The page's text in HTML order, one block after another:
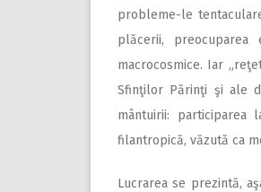
probleme-le
plăcerii,
macrocosmice. Iar
Sfinţilor Părinţi şi ale
mântuirii: participarea
filantropică, văzută ca
Lucrarea se prezintă,